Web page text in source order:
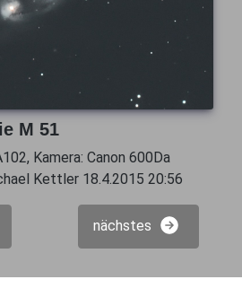
M 51
Kamera: Canon 600Da
Kettler 18.4.2015 20:56
nächstes